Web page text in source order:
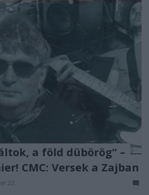
a föld dübörög” –
CMC: Versek a Zajban
22.